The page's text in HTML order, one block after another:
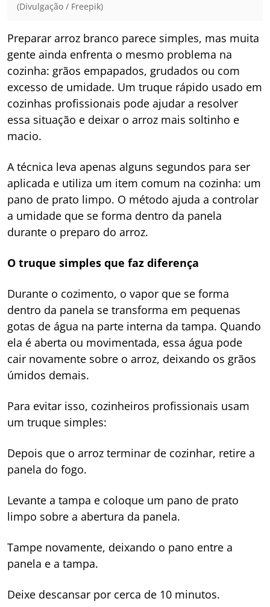
(Divulgação / Freepik)
Preparar arroz branco parece simples, mas muita
gente ainda enfrenta o mesmo problema na
cozinha: grãos empapados, grudados ou com
excesso de umidade. Um truque rápido usado em
cozinhas profissionais pode ajudar a resolver
essa situação e deixar o arroz mais soltinho e
macio.
A técnica leva apenas alguns segundos para ser
aplicada e utiliza um item comum na cozinha: um
pano de prato limpo. O método ajuda a controlar
a umidade que se forma dentro da panela
durante o preparo do arroz.
O truque simples que faz diferença
Durante o cozimento, o vapor que se forma
dentro da panela se transforma em pequenas
gotas de água na parte interna da tampa. Quando
ela é aberta ou movimentada, essa água pode
cair novamente sobre o arroz, deixando os grãos
úmidos demais.
Para evitar isso, cozinheiros profissionais usam
um truque simples:
Depois que o arroz terminar de cozinhar, retire a
panela do fogo.
Levante a tampa e coloque um pano de prato
limpo sobre a abertura da panela.
Tampe novamente, deixando o pano entre a
panela e a tampa.
Deixe descansar por cerca de 10 minutos.